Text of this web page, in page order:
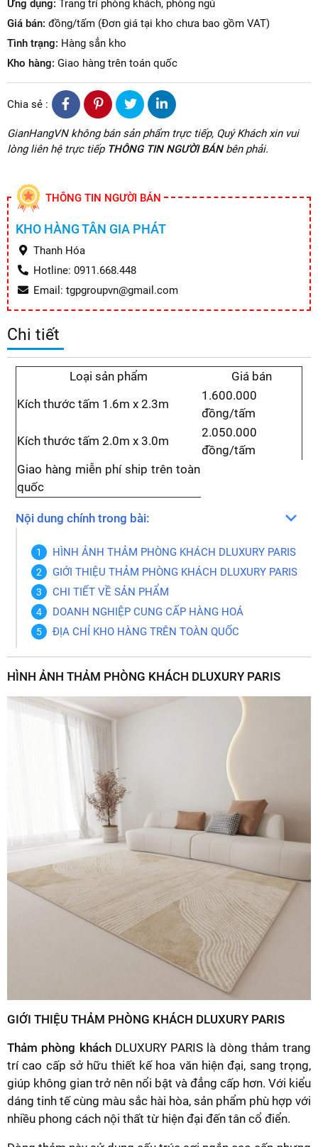
Ứng dụng: Trang trí phòng khách, phòng ngủ
Giá bán: đồng/tấm (Đơn giá tại kho chưa bao gồm VAT)
Tình trạng: Hàng sẳn kho
Kho hàng: Giao hàng trên toán quốc
Chia sẻ :
GianHangVN không bán sản phẩm trực tiếp, Quý Khách xin vui
lòng liên hệ trực tiếp THÔNG TIN NGƯỜI BÁNbên phải.
THÔNG TIN NGƯỜI BÁN
KHO HÀNG TÂN GIA PHÁT
Thanh Hóa
Hotline: 0911.668.448
Email: tgpgroupvn@gmail.com
Chi tiết
Loại sản phẩm
Giá bán
Kích thước tấm 1.6m x 2.3m
1.600.000
đồng/tấm
Kích thước tấm 2.0m x 3.0m
2.050.000
đồng/tấm
Giao hàng miễn phí ship trên toàn
quốc
Nội dung chính trong bài:
HÌNH ẢNH THẢM PHÒNG KHÁCH DLUXURY PARIS
GIỚI THIỆU THẢM PHÒNG KHÁCH DLUXURY PARIS
CHI TIẾT VỀ SẢN PHẨM
DOANH NGHIỆP CUNG CẤP HÀNG HOÁ
ĐỊA CHỈ KHO HÀNG TRÊN TOÀN QUỐC
HÌNH ẢNH THẢM PHÒNG KHÁCH DLUXURY PARIS
GIỚI THIỆU THẢM PHÒNG KHÁCH DLUXURY PARIS
Thảm phòng khách DLUXURY PARIS là dòng thảm trang
trí cao cấp sở hữu thiết kế hoa văn hiện đại, sang trọng,
giúp không gian trở nên nổi bật và đẳng cấp hơn. Với kiểu
dáng tinh tế cùng màu sắc hài hòa, sản phẩm phù hợp với
nhiều phong cách nội thất từ hiện đại đến tân cổ điển.